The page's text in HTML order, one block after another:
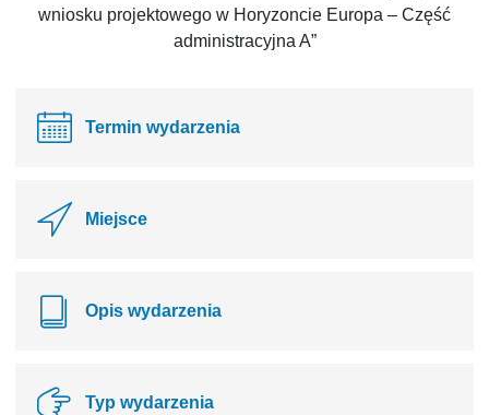
wniosku projektowego w Horyzoncie Europa – Część
administracyjna A”
Termin wydarzenia
Miejsce
Opis wydarzenia
Typ wydarzenia